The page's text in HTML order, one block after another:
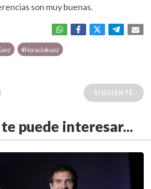
son muy buenas.
#Horaciokunz
SIGUIENTE
puede interesar...